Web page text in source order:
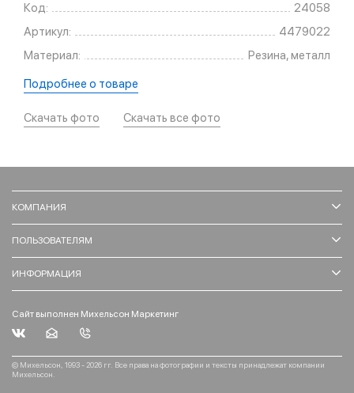
Код:
24058
Артикул:
4479022
Материал:
Резина, металл
Подробнее о товаре
Скачать фото Скачать все фото
КОМПАНИЯ
ПОЛЬЗОВАТЕЛЯМ
ИНФОРМАЦИЯ
Сайт выполнен Михельсон Маркетинг
© Михельсон, 1993 - 2026 гг. Все права на фотографии и тексты принадлежат компании
Михельсон.